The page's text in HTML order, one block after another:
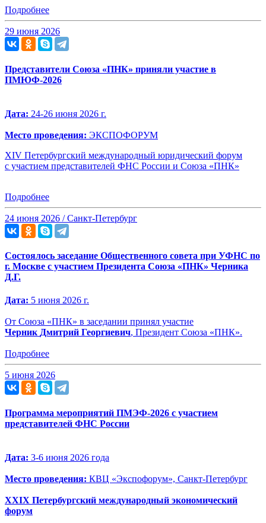
Подробнее
29 июня 2026
Представители Союза «ПНК» приняли участие в
ПМЮФ-2026
Дата: 24-26 июня 2026 г.
Место проведения: ЭКСПОФОРУМ
XIV Петербургский международный юридический форум
с участием представителей ФНС России и Союза «ПНК»
Подробнее
24 июня 2026 / Санкт-Петербург
Состоялось заседание Общественного совета при УФНС по
г. Москве с участием Президента Союза «ПНК» Черника
Д.Г.
Дата: 5 июня 2026 г.
От Союза «ПНК» в заседании принял участие
ЧерникДмитрий Георгиевич, Президент Союза «ПНК».
Подробнее
5 июня 2026
Программа мероприятий ПМЭФ-2026 с участием
представителей ФНС России
Дата: 3-6 июня 2026 года
Место проведения: КВЦ «Экспофорум», Санкт-Петербург
XXIX Петербургский международный экономический
форум